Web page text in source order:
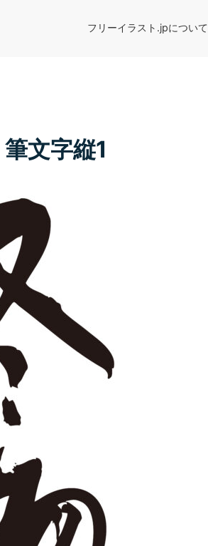
フリーイラスト.jpについて
文字縦1